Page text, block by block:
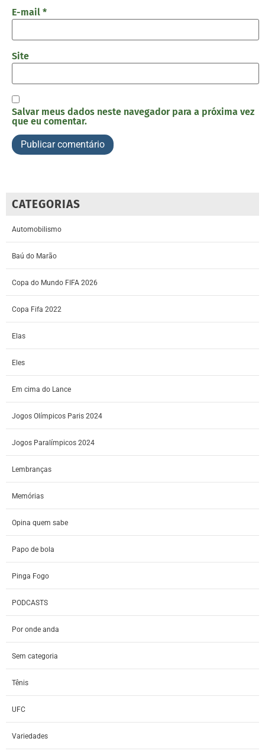
E-mail *
Site
Salvar meus dados neste navegador para a próxima vez
que eu comentar.
CATEGORIAS
Automobilismo
Baú do Marão
Copa do Mundo FIFA 2026
Copa Fifa 2022
Elas
Eles
Em cima do Lance
Jogos Olímpicos Paris 2024
Jogos Paralímpicos 2024
Lembranças
Memórias
Opina quem sabe
Papo de bola
Pinga Fogo
PODCASTS
Por onde anda
Sem categoria
Tênis
UFC
Variedades